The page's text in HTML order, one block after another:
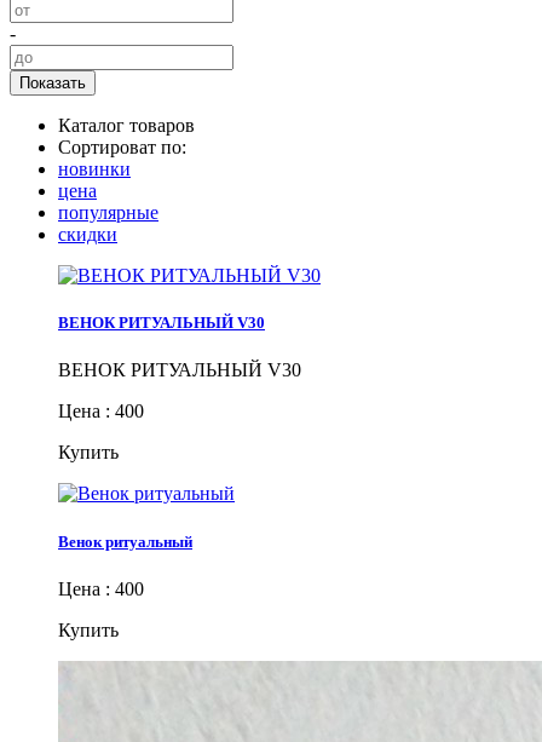
-
Каталог товаров
Сортироват по:
новинки
цена
популярные
скидки
ВЕНОК РИТУАЛЬНЫЙ V30
ВЕНОК РИТУАЛЬНЫЙ V30
Цена : 400
Купить
Венок ритуальный
Цена : 400
Купить